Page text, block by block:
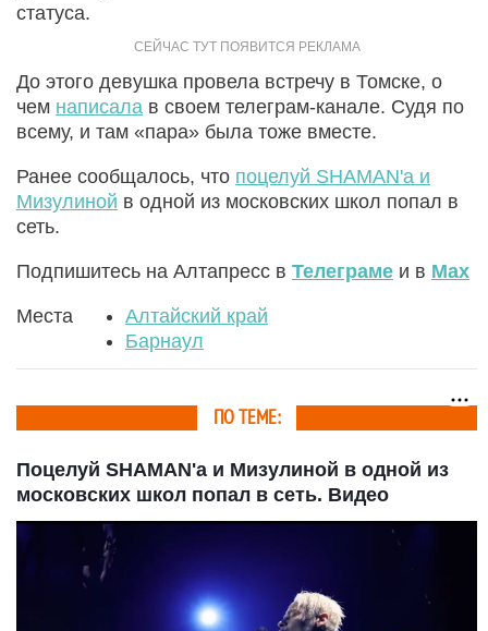
статуса.
До этого девушка провела встречу в Томске, о
чем написала в своем телеграм-канале. Судя по
всему, и там «пара» была тоже вместе.
Ранее сообщалось, что поцелуй SHAMAN'a и
Мизулиной в одной из московских школ попал в
сеть.
Подпишитесь на Алтапресс в Телеграме и в Max
Места
Алтайский край
Барнаул
ПО ТЕМЕ:
Поцелуй SHAMAN'a и Мизулиной в одной из
московских школ попал в сеть. Видео